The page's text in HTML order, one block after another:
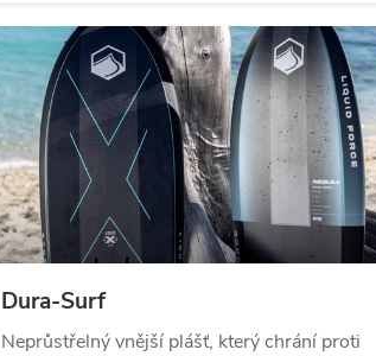
Dura-Surf
Neprůstřelný vnější plášť, který chrání proti